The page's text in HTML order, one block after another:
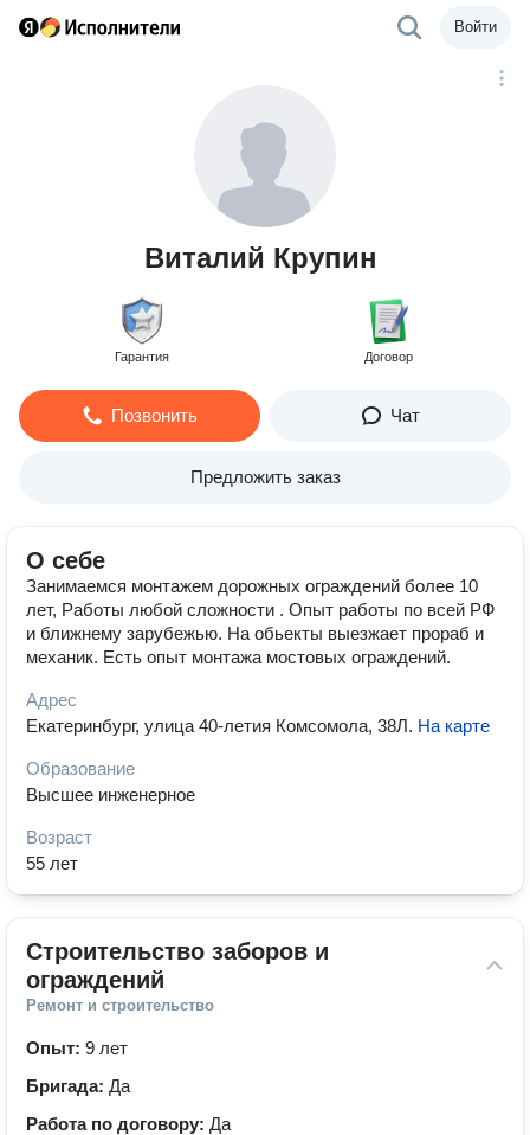
Войти
Виталий Крупин
Гарантия Договор
Позвонить Чат
Предложить заказ
О себе
Занимаемся монтажем дорожных ограждений более 10
лет, Работы любой сложности . Опыт работы по всей РФ
и ближнему зарубежью. На обьекты выезжает прораб и
механик. Есть опыт монтажа мостовых ограждений.
Адрес
Екатеринбург, улица 40-летия Комсомола, 38Л. На карте
Образование
Высшее инженерное
Возраст
55 лет
Строительство заборов и
ограждений
Ремонт и строительство
Опыт: 9 лет
Бригада: Да
Работа по договору: Да